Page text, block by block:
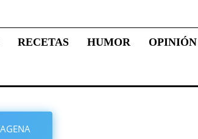
RECETAS HUMOR OPINIÓN